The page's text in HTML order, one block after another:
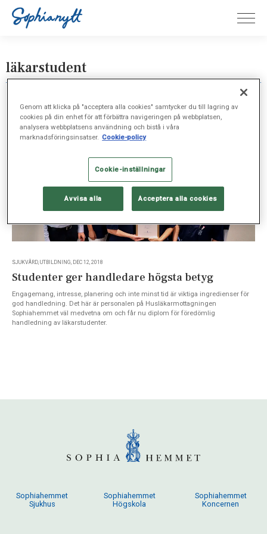
läkarstudent
SJUKVÅRD, UTBILDNING, DEC 12, 2018
Studenter ger handledare högsta betyg
Engagemang, intresse, planering och inte minst tid är viktiga ingredienser för
god handledning. Det här är personalen på Husläkarmottagningen
Sophiahemmet väl medvetna om och får nu diplom för föredömlig
handledning av läkarstudenter.
Sophiahemmet
Sjukhus
Sophiahemmet
Högskola
Sophiahemmet
Koncernen
Genom att klicka på "acceptera alla cookies" samtycker du till lagring av
cookies på din enhet för att förbättra navigeringen på webbplatsen,
analysera webbplatsens användning och bistå i våra
marknadsföringsinsatser. Cookie-policy
Cookie-inställningar
Avvisa alla Acceptera alla cookies